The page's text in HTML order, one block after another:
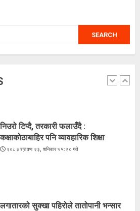
SEARCH
चराहरूको संसारमा छिर्दै गरेको समुद्र
निउरो टिप्दै, तरकारी फलाउँदै :
कक्षाकोठाबाहिर पनि व्यावहारिक शिक्षा
२०८३ श्रावण २३, शनिबार १५:२० गते
लगातारको सुक्खा पहिरोले तातोपानी भन्सार